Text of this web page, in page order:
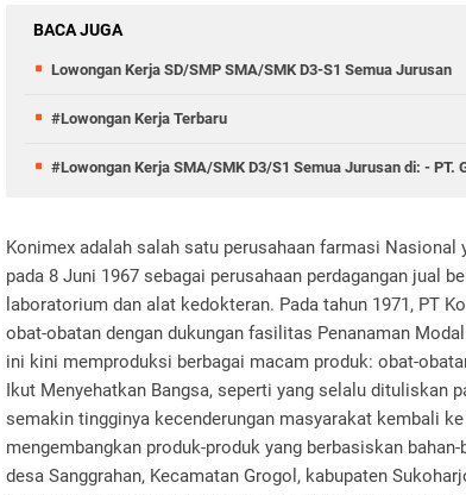
BACA JUGA
Lowongan Kerja SD/SMP SMA/SMK D3-S1 Semua Jurusan
#Lowongan Kerja Terbaru
#Lowongan Kerja SMA/SMK D3/S1 Semua Jurusan di: - PT.
Konimex adalah salah satu perusahaan farmasi
pada 8 Juni 1967 sebagai perusahaan perdagangan jual
laboratorium dan alat kedokteran. Pada tahun 1971, PT
obat-obatan dengan dukungan fasilitas Penanaman
ini kini memproduksi berbagai macam produk: obat-
Ikut Menyehatkan Bangsa, seperti yang selalu dituliskan
semakin tingginya kecenderungan masyarakat kembali
mengembangkan produk-produk yang berbasiskan
desa Sanggrahan, Kecamatan Grogol, kabupaten